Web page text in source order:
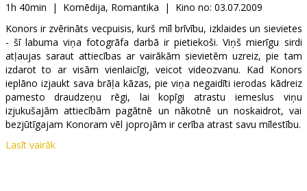
Kino
Klubs
1h 40min | Komēdija, Romantika | Kino no: 03.07.2009
Konors ir zvērināts vecpuisis, kurš mīl brīvību, izklaides un sievietes
- šī labuma viņa fotogrāfa darbā ir pietiekoši. Viņš mierīgu sirdi
atļaujas saraut attiecības ar vairākām sievietēm uzreiz, pie tam
izdarot to ar visām vienlaicīgi, veicot videozvanu. Kad Konors
ieplāno izjaukt sava brāļa kāzas, pie viņa negaidīti ierodas kādreiz
pamesto draudzeņu rēgi, lai kopīgi atrastu iemeslus viņu
izjukušajām attiecībām pagātnē un nākotnē un noskaidrot, vai
bezjūtīgajam Konoram vēl joprojām ir cerība atrast savu mīlestību.
Režisors: Mark Waters
Lasīt vairāk